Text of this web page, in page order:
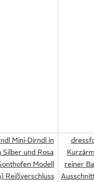
Mini-Dirndl in
Silber und Rosa
Modell
Reißverschluss
reiner